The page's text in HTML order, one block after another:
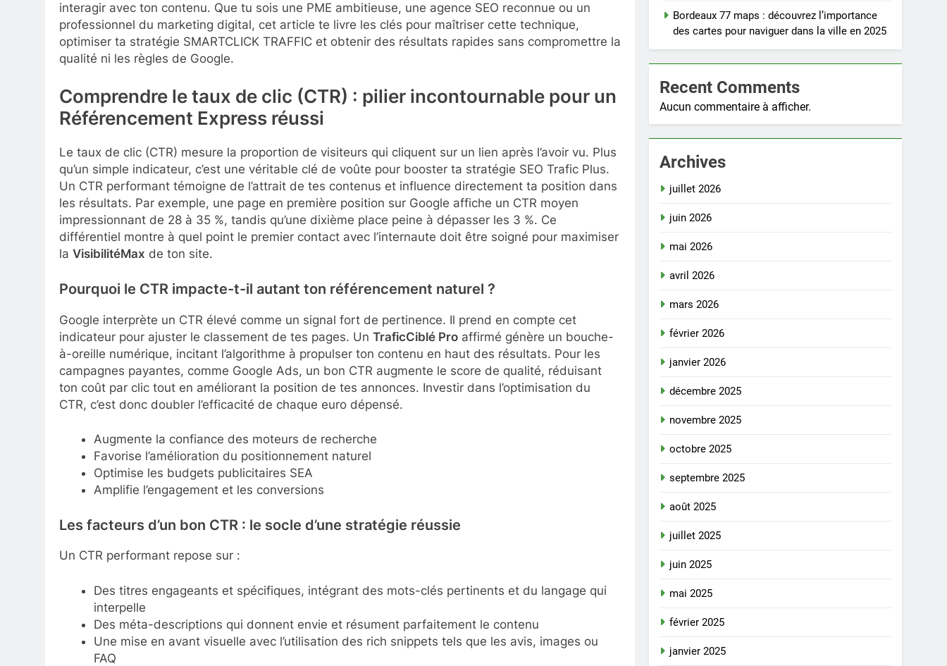
interagir avec ton contenu. Que tu sois une PME ambitieuse, une agence SEO reconnue ou un
professionnel du marketing digital, cet article te livre les clés pour maîtriser cette technique,
optimiser ta stratégie SMARTCLICK TRAFFIC et obtenir des résultats rapides sans compromettre la
qualité ni les règles de Google.
Comprendre le taux de clic (CTR) : pilier incontournable pour un
Référencement Express réussi
Le taux de clic (CTR) mesure la proportion de visiteurs qui cliquent sur un lien après l’avoir vu. Plus
qu’un simple indicateur, c’est une véritable clé de voûte pour booster ta stratégie SEO Trafic Plus.
Un CTR performant témoigne de l’attrait de tes contenus et influence directement ta position dans
les résultats. Par exemple, une page en première position sur Google affiche un CTR moyen
impressionnant de 28 à 35 %, tandis qu’une dixième place peine à dépasser les 3 %. Ce
différentiel montre à quel point le premier contact avec l’internaute doit être soigné pour maximiser
la VisibilitéMax de ton site.
Pourquoi le CTR impacte-t-il autant ton référencement naturel ?
Google interprète un CTR élevé comme un signal fort de pertinence. Il prend en compte cet
indicateur pour ajuster le classement de tes pages. Un TraficCiblé Pro affirmé génère un bouche-
à-oreille numérique, incitant l’algorithme à propulser ton contenu en haut des résultats. Pour les
campagnes payantes, comme Google Ads, un bon CTR augmente le score de qualité, réduisant
ton coût par clic tout en améliorant la position de tes annonces. Investir dans l’optimisation du
CTR, c’est donc doubler l’efficacité de chaque euro dépensé.
Augmente la confiance des moteurs de recherche
Favorise l’amélioration du positionnement naturel
Optimise les budgets publicitaires SEA
Amplifie l’engagement et les conversions
Les facteurs d’un bon CTR : le socle d’une stratégie réussie
Un CTR performant repose sur :
Des titres engageants et spécifiques, intégrant des mots-clés pertinents et du langage qui
interpelle
Des méta-descriptions qui donnent envie et résument parfaitement le contenu
Une mise en avant visuelle avec l’utilisation des rich snippets tels que les avis, images ou
FAQ
Bordeaux 77 maps : découvrez l’importance
des cartes pour naviguer dans la ville en 2025
Recent Comments
Aucun commentaire à afficher.
Archives
juillet 2026
juin 2026
mai 2026
avril 2026
mars 2026
février 2026
janvier 2026
décembre 2025
novembre 2025
octobre 2025
septembre 2025
août 2025
juillet 2025
juin 2025
mai 2025
février 2025
janvier 2025